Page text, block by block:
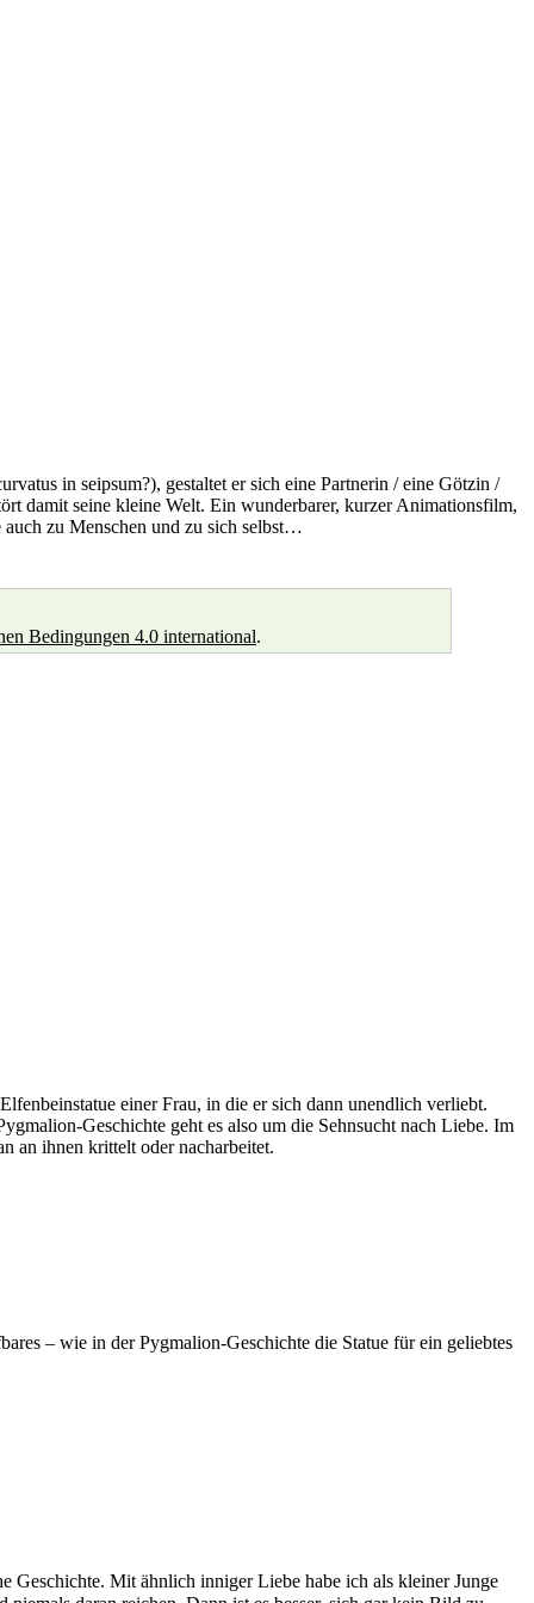
in seipsum?), gestaltet er sich eine Partnerin / eine Götzin /
damit seine kleine Welt. Ein wunderbarer, kurzer Animationsfilm,
zu Menschen und zu sich selbst…
Bedingungen 4.0 international.
einer Frau, in die er sich dann unendlich verliebt.
Geschichte geht es also um die Sehnsucht nach Liebe. Im
an ihnen krittelt oder nacharbeitet.
– wie in der Pygmalion-Geschichte die Statue für ein geliebtes
Geschichte. Mit ähnlich inniger Liebe habe ich als kleiner Junge